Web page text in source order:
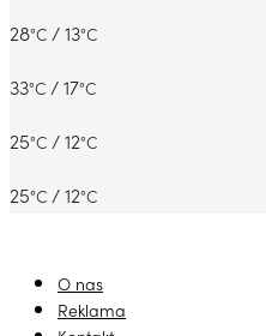
28°C / 13°C
33°C / 17°C
25°C / 12°C
25°C / 12°C
O nas
Reklama